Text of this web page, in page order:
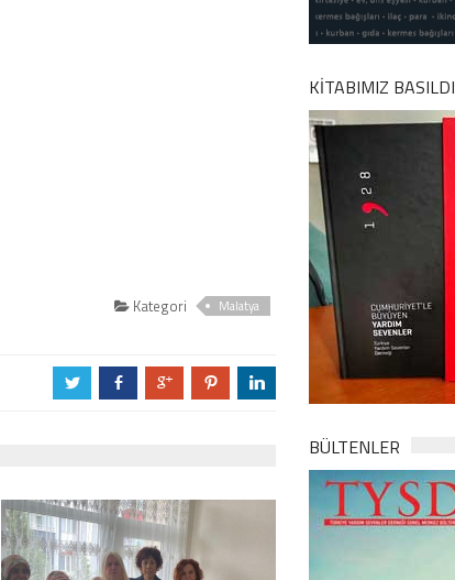
Kategori Malatya
a b c d j
KİTABIMIZ BASILDI
BÜLTENLER